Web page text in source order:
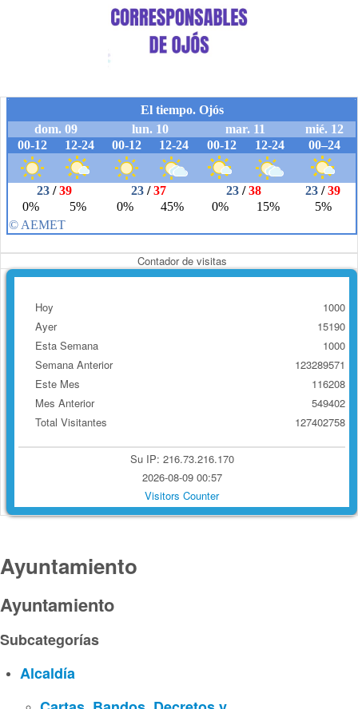
Contador de visitas
Hoy
Ayer
Esta Semana
Semana Anterior
Este Mes
Mes Anterior
Total Visitantes
1000
15190
1000
123289571
116208
549402
127402758
Su IP: 216.73.216.170
2026-08-09 00:57
Visitors Counter
Ayuntamiento
Ayuntamiento
Subcategorías
Alcaldía